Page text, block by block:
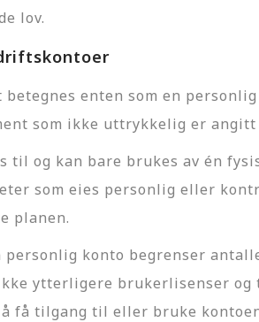
lov.
betegnes enten som en
som ikke uttrykkelig er
til og kan bare brukes av én
som eies personlig eller
planen.
konto begrenser
ytterligere brukerlisenser
få tilgang til eller bruke